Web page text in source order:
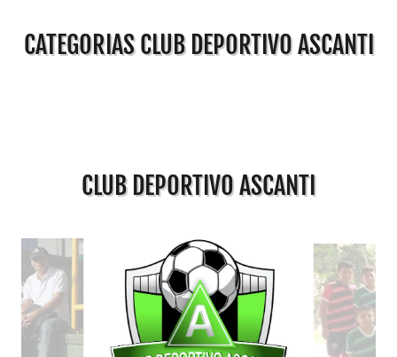
CATEGORIAS CLUB DEPORTIVO ASCANTI
CLUB DEPORTIVO ASCANTI